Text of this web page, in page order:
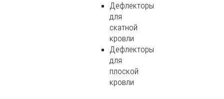
Дефлекторы
для
скатной
кровли
Дефлекторы
для
плоской
кровли